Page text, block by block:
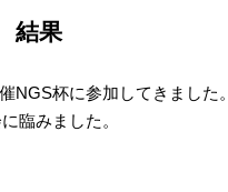
結果
NGS杯に参加してきました。
臨みました。